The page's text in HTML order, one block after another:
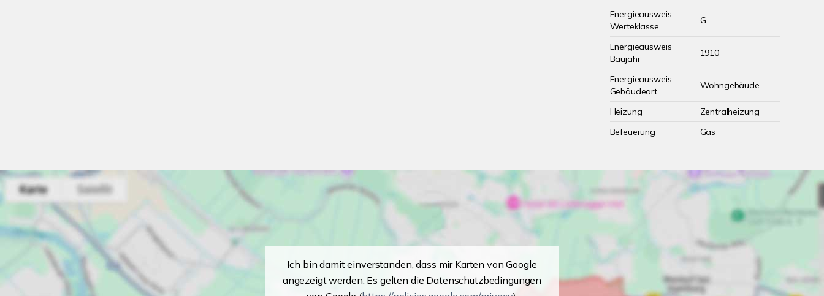
Energieausweis
Werteklasse
G
Energieausweis
Baujahr
1910
Energieausweis
Gebäudeart
Wohngebäude
Heizung
Zentralheizung
Befeuerung
Gas
Ich bin damit einverstanden, dass mir Karten von Google
angezeigt werden. Es gelten die Datenschutzbedingungen